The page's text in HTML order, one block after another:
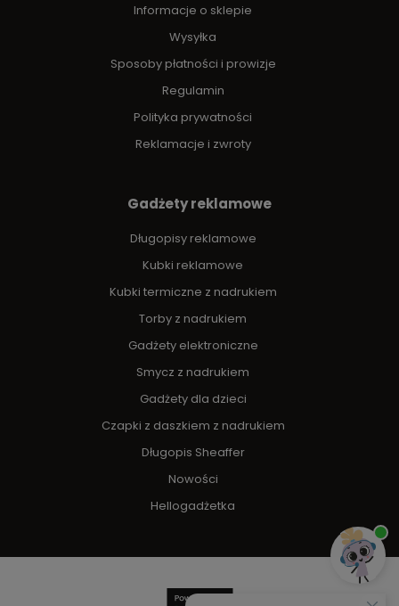
Informacje o sklepie
Wysyłka
Sposoby płatności i prowizje
Regulamin
Polityka prywatności
Reklamacje i zwroty
Gadżety reklamowe
Długopisy reklamowe
Kubki reklamowe
Kubki termiczne z nadrukiem
Torby z nadrukiem
Gadżety elektroniczne
Smycz z nadrukiem
Gadżety dla dzieci
Czapki z daszkiem z nadrukiem
Długopis Sheaffer
Nowości
Hellogadżetka